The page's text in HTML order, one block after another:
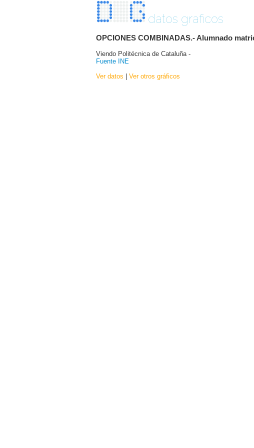
datos graficos
OPCIONES COMBINADAS.- Alumnado
Viendo Politécnica de Cataluña -
Fuente INE
Ver datos | Ver otros gráficos